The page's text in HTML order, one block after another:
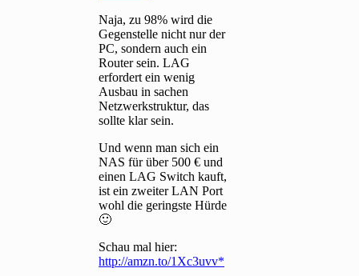
Naja, zu 98% wird die
Gegenstelle nicht nur der
PC, sondern auch ein
Router sein. LAG
erfordert ein wenig
Ausbau in sachen
Netzwerkstruktur, das
sollte klar sein.
Und wenn man sich ein
NAS für über 500 € und
einen LAG Switch kauft,
ist ein zweiter LAN Port
wohl die geringste Hürde
🙂
Schau mal hier:
http://amzn.to/1Xc3uvv